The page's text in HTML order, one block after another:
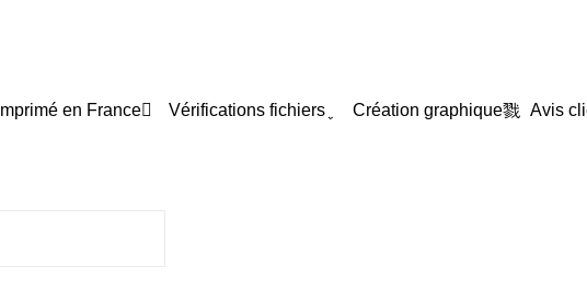
Imprimé en France Vérifications fichiers Création graphique Avis